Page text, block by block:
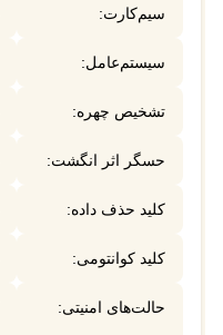
سیم‌کارت:
سیستم‌عامل:
تشخیص چهره:
حسگر اثر انگشت:
کلید حذف داده:
کلید کوانتومی:
حالت‌های امنیتی: